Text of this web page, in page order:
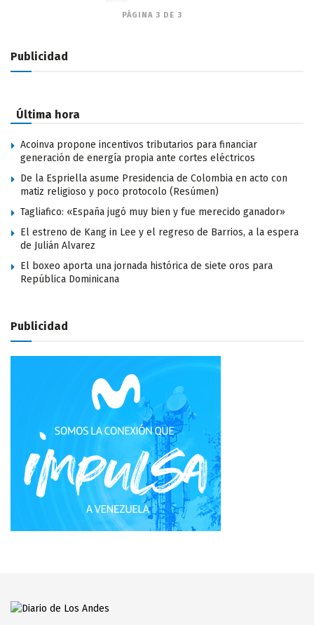
PÁGINA 3 DE 3
Publicidad
Última hora
Acoinva propone incentivos tributarios para financiar
generación de energía propia ante cortes eléctricos
De la Espriella asume Presidencia de Colombia en acto con
matiz religioso y poco protocolo (Resúmen)
Tagliafico: «España jugó muy bien y fue merecido ganador»
El estreno de Kang in Lee y el regreso de Barrios, a la espera
de Julián Alvarez
El boxeo aporta una jornada histórica de siete oros para
República Dominicana
Publicidad